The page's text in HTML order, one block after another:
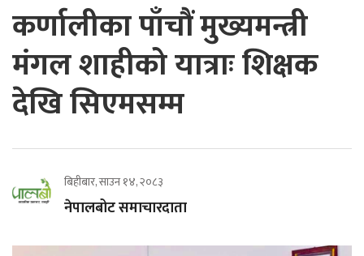
कर्णालीका पाँचौं मुख्यमन्त्री
मंगल शाहीको यात्राः शिक्षक
देखि सिएमसम्म
बिहीबार, साउन १४, २०८३
नेपालबोट समाचारदाता